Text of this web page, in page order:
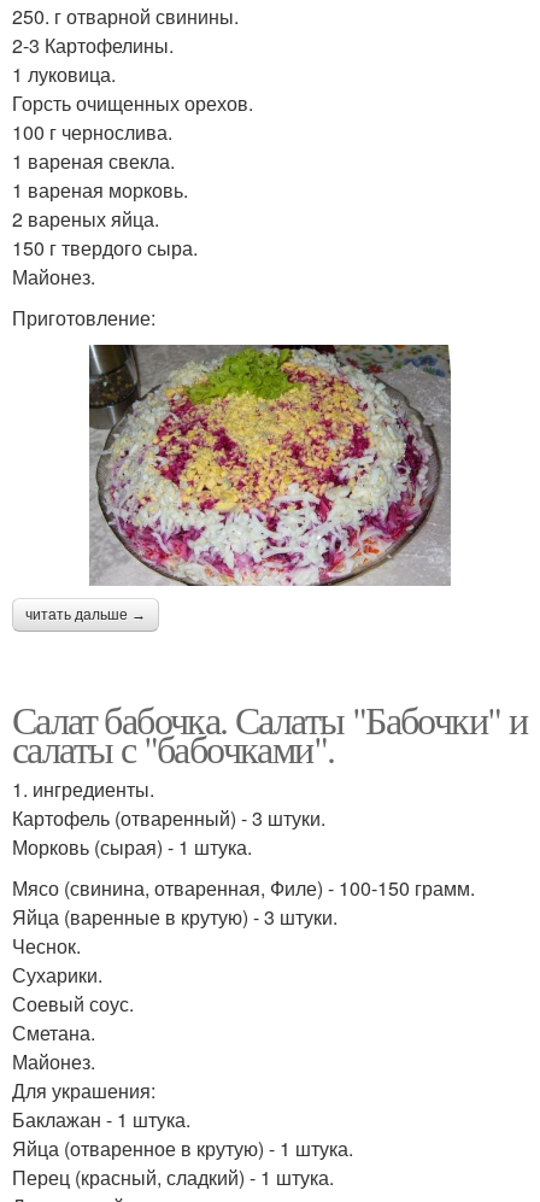
250. г отварной свинины.
2-3 Картофелины.
1 луковица.
Горсть очищенных орехов.
100 г чернослива.
1 вареная свекла.
1 вареная морковь.
2 вареных яйца.
150 г твердого сыра.
Майонез.
Приготовление:
читать дальше →
Салат бабочка. Салаты "Бабочки" и
салаты с "бабочками".
1. ингредиенты.
Картофель (отваренный) - 3 штуки.
Морковь (сырая) - 1 штука.
Мясо (свинина, отваренная, Филе) - 100-150 грамм.
Яйца (варенные в крутую) - 3 штуки.
Чеснок.
Сухарики.
Соевый соус.
Сметана.
Майонез.
Для украшения:
Баклажан - 1 штука.
Яйца (отваренное в крутую) - 1 штука.
Перец (красный, сладкий) - 1 штука.